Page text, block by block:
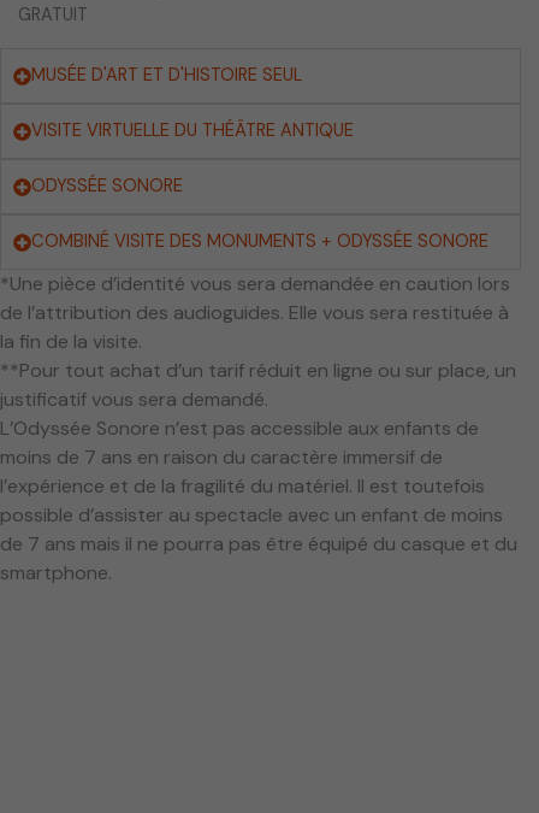
GRATUIT
MUSÉE D'ART ET D'HISTOIRE SEUL
VISITE VIRTUELLE DU THÉÂTRE ANTIQUE
ODYSSÉE SONORE
COMBINÉ VISITE DES MONUMENTS + ODYSSÉE SONORE
*Une pièce d’identité vous sera demandée en caution lors
de l’attribution des audioguides. Elle vous sera restituée à
la fin de la visite.
**Pour tout achat d’un tarif réduit en ligne ou sur place, un
justificatif vous sera demandé.
L’Odyssée Sonore n’est pas accessible aux enfants de
moins de 7 ans en raison du caractère immersif de
l’expérience et de la fragilité du matériel. Il est toutefois
possible d’assister au spectacle avec un enfant de moins
de 7 ans mais il ne pourra pas être équipé du casque et du
smartphone.